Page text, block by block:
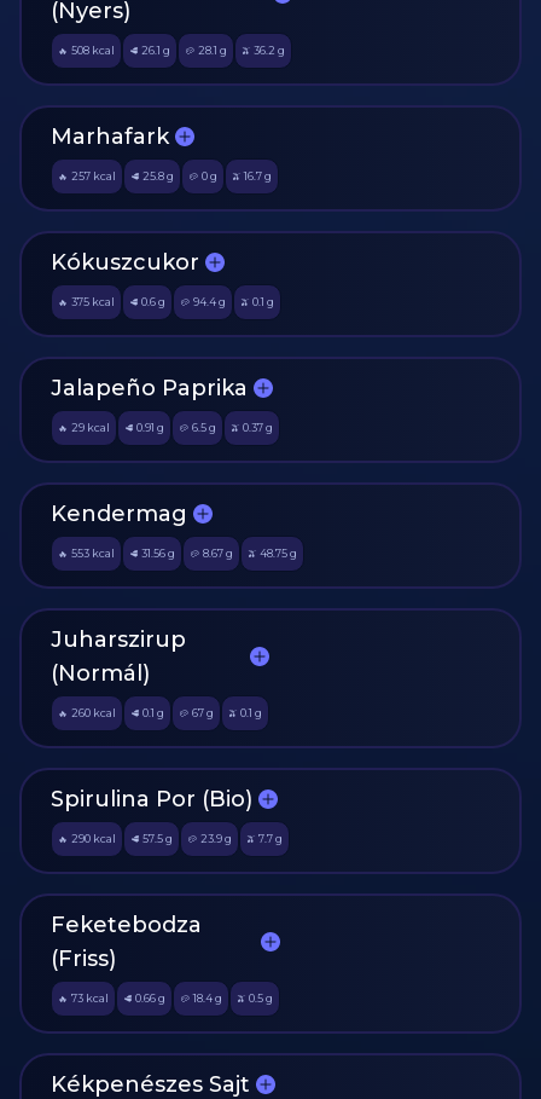
(Nyers)
🔥 508 kcal 🥩 26.1 g 🥔 28.1 g 🫒 36.2 g
Marhafark
🔥 257 kcal 🥩 25.8g 🥔 0 g 🫒 16.7g
Kókuszcukor
🔥 375 kcal 🥩 0.6g 🥔 94.4 g 🫒 0.1 g
Jalapeño Paprika
🔥 29 kcal 🥩 0.91 g 🥔 6.5 g 🫒 0.37g
Kendermag
🔥 553 kcal 🥩 31.56g 🥔 8.67 g 🫒 48.75g
Juharszirup
(Normál)
🔥 260 kcal 🥩 0.1 g 🥔 67 g 🫒 0.1 g
Spirulina Por (Bio)
🔥 290 kcal 🥩 57.5g 🥔 23.9 g 🫒 7.7g
Feketebodza
(Friss)
🔥 73 kcal 🥩 0.66g 🥔 18.4 g 🫒 0.5g
Kékpenészes Sajt